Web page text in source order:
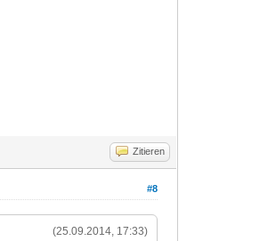
Zitieren
#8
(25.09.2014, 17:33)